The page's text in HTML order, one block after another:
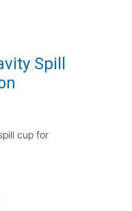
Spill
cup for